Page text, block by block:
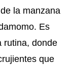
la manzana
Es
rutina, donde
que